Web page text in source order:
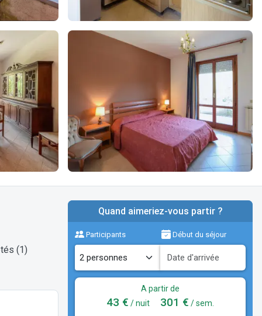
(1)
Quand aimeriez-vous partir ?
Participants Début du séjour
A partir de
43 € / nuit 301 € / sem.